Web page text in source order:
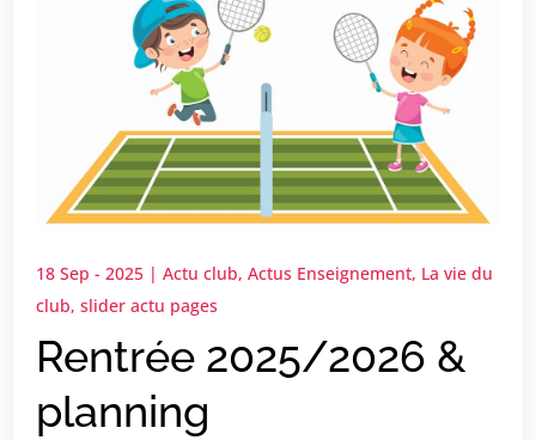
Rentrée 2025/2026 &
planning
18 Sep - 2025 |Actu club,Actus Enseignement, La vie du
club,slider actu pages